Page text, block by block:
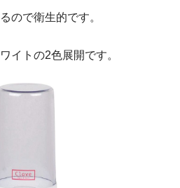
ので衛生的です。
イトの2色展開です。